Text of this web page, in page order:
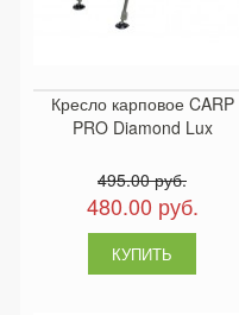
Кресло карповое CARP
PRO Diamond Lux
495.00 руб.
480.00 руб.